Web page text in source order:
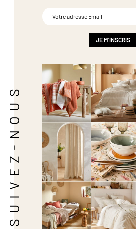
SUIVEZ-NOUS
JE M'INSCRIS